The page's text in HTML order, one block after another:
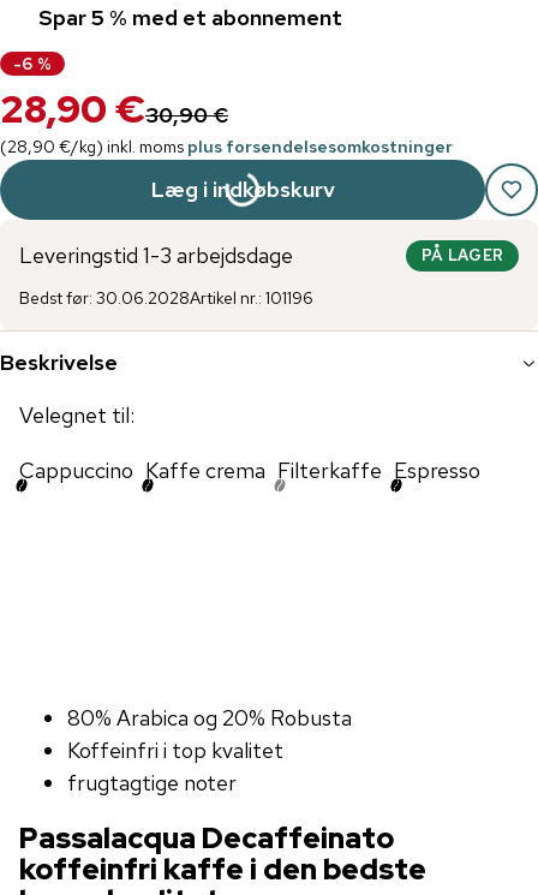
Spar 5 % med et abonnement
-6 %
28,90 €30,90 €
(28,90 €/kg) inkl. moms plus forsendelsesomkostninger
Læg i indkøbskurv
Leveringstid 1-3 arbejdsdage PÅ LAGER
Bedst før: 30.06.2028Artikel nr.: 101196
Beskrivelse
Velegnet til:
Cappuccino Kaffe crema Filterkaffe Espresso
80% Arabica og 20% ​​Robusta
Koffeinfri i top kvalitet
frugtagtige noter
Passalacqua Decaffeinato
koffeinfri kaffe i den bedste